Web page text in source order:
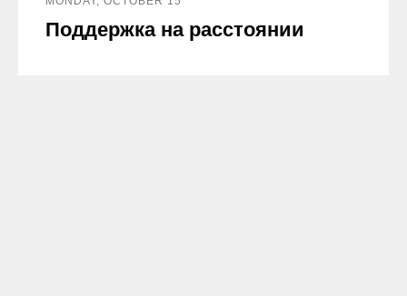
Поддержка на расстоянии